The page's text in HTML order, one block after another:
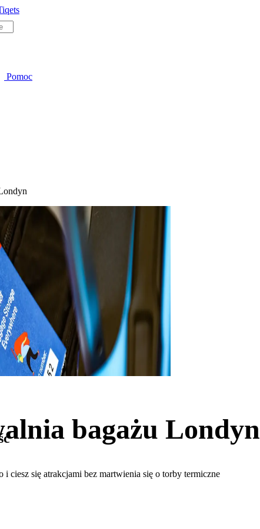
Pomoc
bagażu Londyn
ciesz się atrakcjami bez martwienia się o torby termiczne